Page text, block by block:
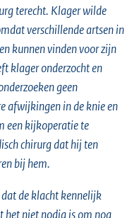
terecht. Klager wilde
verschillende artsen in
kunnen vinden voor zijn
klager onderzocht en
geen
afwijkingen in de knie en
een kijkoperatie te
chirurg dat hij ten
bij hem.
de klacht kennelijk
het niet nodig is om nog